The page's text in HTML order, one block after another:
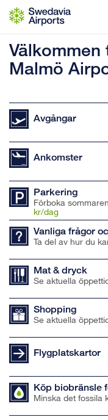
Gå till innehåll
Välkommen
Malmö
Avgångar
Ankomster
Parkering
Förboka
kr/dag
Vanliga frågor
Ta del av hur du
Mat & dryck
Se aktuella
Shopping
Se aktuella
Flygplatskartor
Köp biobränsle
Minska det fossila